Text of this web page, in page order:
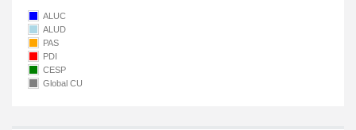
ALUC
ALUD
PAS
PDI
CESP
Global CU